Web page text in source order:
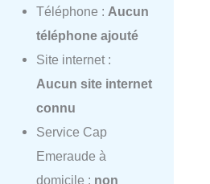
Téléphone : Aucun
téléphone ajouté
Site internet :
Aucun site internet
connu
Service Cap
Emeraude à
domicile : non